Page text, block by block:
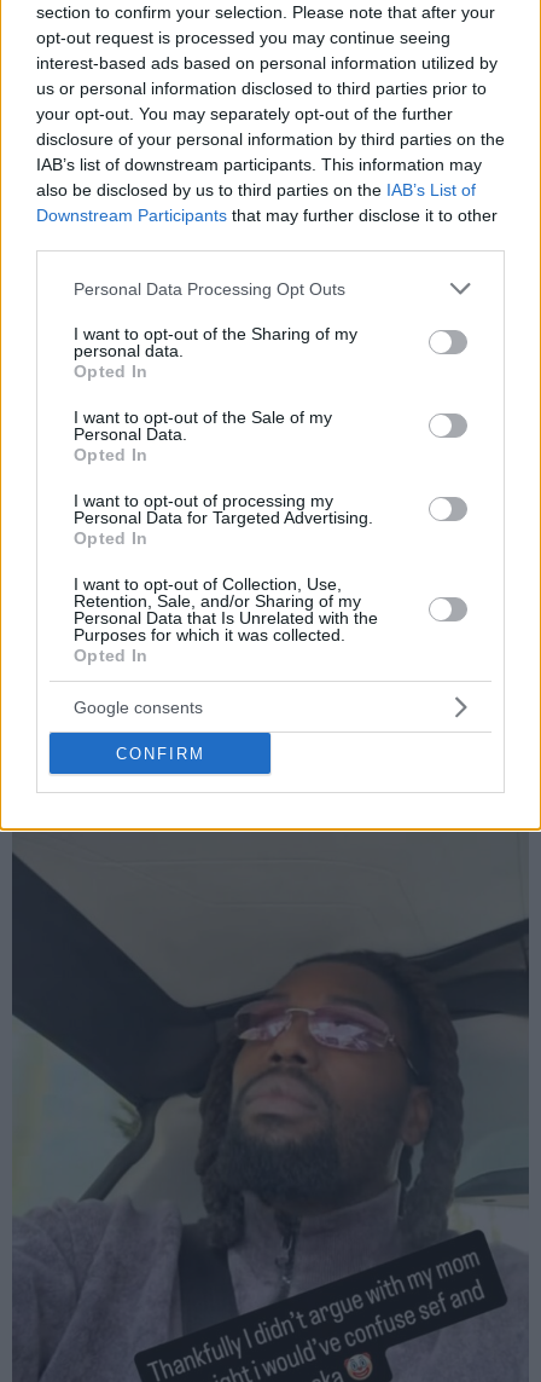
section to confirm your selection. Please note that after your
opt-out request is processed you may continue seeing
interest-based ads based on personal information utilized by
us or personal information disclosed to third parties prior to
your opt-out. You may separately opt-out of the further
disclosure of your personal information by third parties on the
IAB’s list of downstream participants. This information may
also be disclosed by us to third parties on the IAB’s List of
Downstream Participants that may further disclose it to other
Please note that this website/app uses one or more Google
not limited to your visit or usage behaviour. You may click to
grant or deny consent to Google and its third-party tags to
use your data for below specified purposes in below Google
consent section.
Personal Data Processing Opt Outs
I want to opt-out of the Sharing of my
personal data.
Opted In
I want to opt-out of the Sale of my
Personal Data.
Opted In
I want to opt-out of processing my
Personal Data for Targeted Advertising.
Opted In
I want to opt-out of Collection, Use,
Retention, Sale, and/or Sharing of my
Personal Data that Is Unrelated with the
Purposes for which it was collected.
Opted In
Google consents
CONFIRM